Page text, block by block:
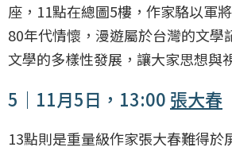
座，11點在總圖5樓，作家駱以軍
80年代情懷，漫遊屬於台灣的文學
文學的多樣性發展，讓大家思想與
5｜11月5日，13:00 張大春
13點則是重量級作家張大春難得於